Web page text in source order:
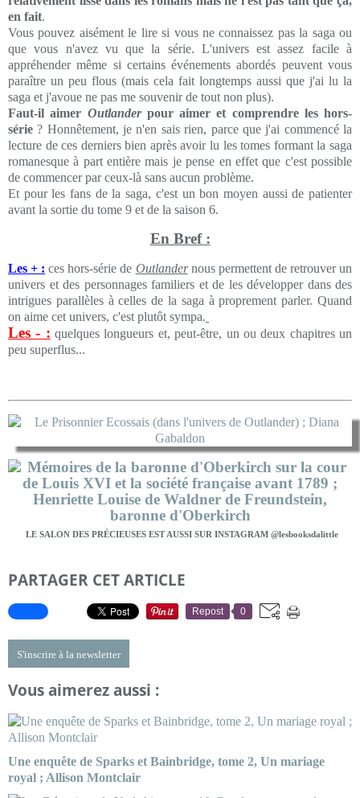
en fait.
Vous pouvez aisément le lire si vous ne connaissez pas la saga ou
que vous n'avez vu que la série. L'univers est assez facile à
appréhender même si certains événements abordés peuvent vous
paraître un peu flous (mais cela fait longtemps aussi que j'ai lu la
saga et j'avoue ne pas me souvenir de tout non plus).
Faut-il aimer Outlanderpour aimer et comprendre les hors-
série ? Honnêtement, je n'en sais rien, parce que j'ai commencé la
lecture de ces derniers bien après avoir lu les tomes formant la saga
romanesque à part entière mais je pense en effet que c'est possible
de commencer par ceux-là sans aucun problème.
Et pour les fans de la saga, c'est un bon moyen aussi de patienter
avant la sortie du tome 9 et de la saison 6.
En Bref :
Les + : ces hors-série de Outlandernous permettent de retrouver un
univers et des personnages familiers et de les développer dans des
intrigues parallèles à celles de la saga à proprement parler. Quand
on aime cet univers, c'est plutôt sympa.
Les - : quelques longueurs et, peut-être, un ou deux chapitres un
peu superflus...
LE SALON DES PRÉCIEUSES EST AUSSI SUR INSTAGRAM @lesbooksdalittle
PARTAGER CET ARTICLE
Repost 0
S'inscrire à la newsletter
Vous aimerez aussi :
Une enquête de Sparks et Bainbridge, tome 2, Un mariage
royal ; Allison Montclair